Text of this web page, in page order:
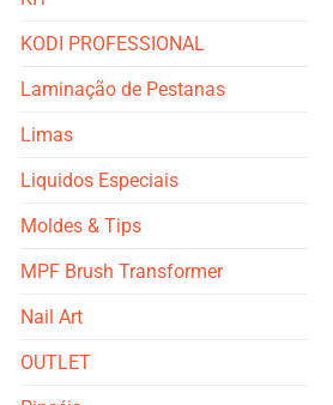
KODI PROFESSIONAL
Laminação de Pestanas
Limas
Liquidos Especiais
Moldes & Tips
MPF Brush Transformer
Nail Art
OUTLET